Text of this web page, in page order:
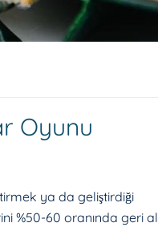
Oyunu
ya da geliştirdiği
%50-60 oranında geri al